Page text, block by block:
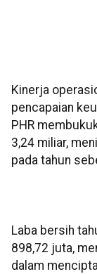
Kinerja
pencapaian
PHR
3,24 miliar,
pada tahun
Laba bersih
898,72 juta,
dalam